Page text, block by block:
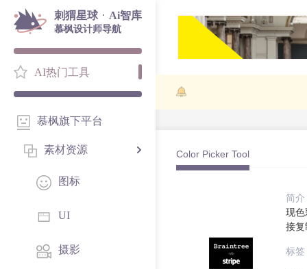
刺猬星球 · Ai智库
慕枫设计师导航
AI热门工具
慕枫旗下平台
素材资源
图标
UI
摄影
Color Picker Tool
简介
现色
接复
标签